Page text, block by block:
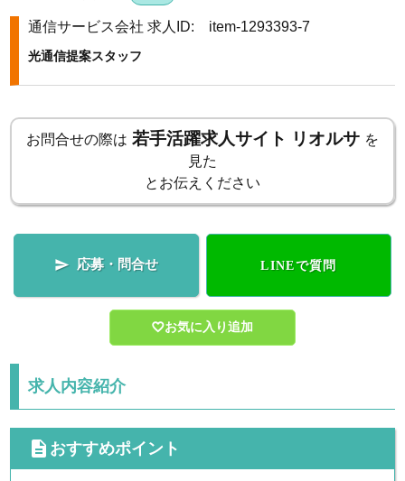
通信サービス会社 求人ID: item-1293393-7
光通信提案スタッフ
お問合せの際は 若手活躍求人サイト リオルサ を
見た
とお伝えください
 応募・問合せ LINEで質問
お気に入り追加
求人内容紹介
cdescription おすすめポイント